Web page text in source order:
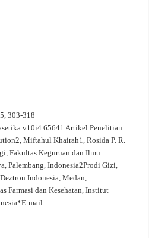
303-318
Artikel Penelitian
Miftahul Khairah1, Rosida P. R.
Fakultas Keguruan dan Ilmu
Palembang, Indonesia2Prodi Gizi,
Indonesia, Medan,
Farmasi dan Kesehatan, Institut
mail …